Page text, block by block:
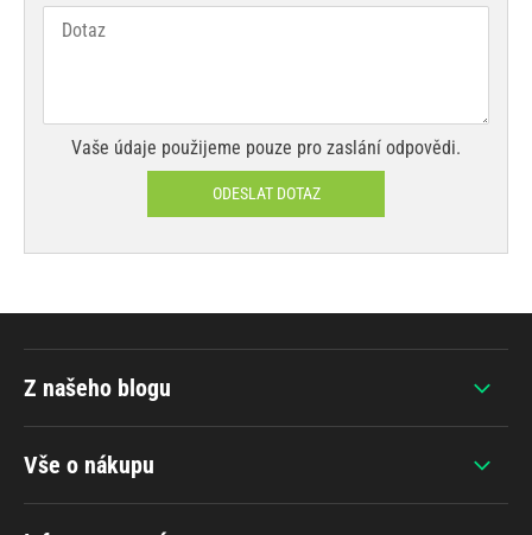
Vaše údaje použijeme pouze pro zaslání odpovědi.
ODESLAT DOTAZ
Vše o nákupu
Z našeho blogu